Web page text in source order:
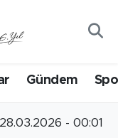
Gündem
28.03.2026 - 00:01